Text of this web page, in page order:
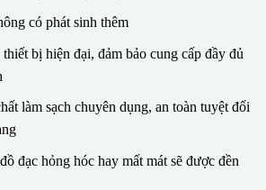
có phát sinh thêm
bị hiện đại, đảm bảo cung cấp đầy đủ
làm sạch chuyên dụng, an toàn tuyệt đối
đạc hỏng hóc hay mất mát sẽ được đền